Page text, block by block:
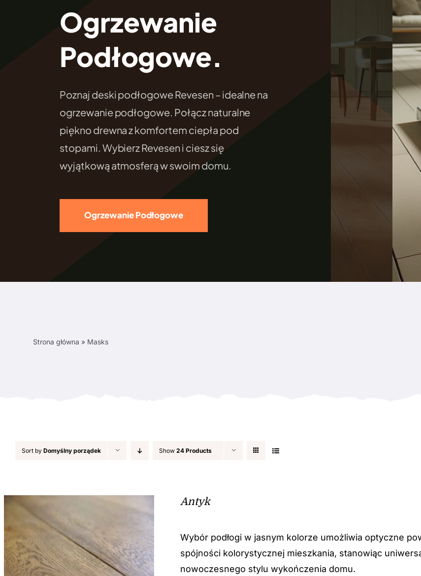
Ogrzewanie
Podłogowe.
Poznaj deski podłogowe Revesen – idealne na
ogrzewanie podłogowe. Połącz naturalne
piękno drewna z komfortem ciepła pod
stopami. Wybierz Revesen i ciesz się
wyjątkową atmosferą w swoim domu.
Ogrzewanie Podłogowe
Strona główna » Masks
Sort by Domyślny porządek Show 24 Products
Antyk
Wybór podłogi w jasnym kolorze umożliwia optyczne
spójności kolorystycznej mieszkania, stanowiąc
nowoczesnego stylu wykończenia domu.